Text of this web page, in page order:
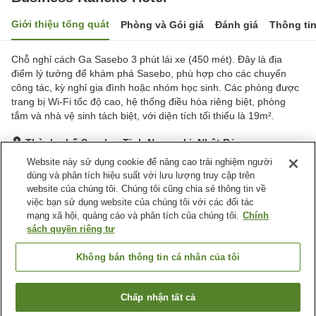
Giới thiệu tổng quát Phòng và Gói giá Đánh giá Thông
Chỗ nghỉ cách Ga Sasebo 3 phút lái xe (450 mét). Đây là địa
điểm lý tưởng để khám phá Sasebo, phù hợp cho các chuyến
công tác, kỳ nghỉ gia đình hoặc nhóm học sinh. Các phòng được
trang bị Wi-Fi tốc độ cao, hệ thống điều hòa riêng biệt, phòng
tắm và nhà vệ sinh tách biệt, với diện tích tối thiểu là 19m².
Thành phố Sasebo, Tỉnh Nagasaki, Nhật Bản
Hiển thị trên bản đồ
Rất tốt Đánh giá:83lượt
Tiện nghi chỗ nghỉ
Bãi đỗ xe
Spa / Salon
Máy bán hàng tự động
Sảnh tiệc
Tỉnh Nagasaki
Tìm phòng trống
Website này sử dụng cookie để nâng cao trải nghiệm người
dùng và phân tích hiệu suất với lưu lượng truy cập trên
website của chúng tôi. Chúng tôi cũng chia sẻ thông tin về
việc bạn sử dụng website của chúng tôi với các đối tác
mạng xã hội, quảng cáo và phân tích của chúng tôi. Chính
sách quyền riêng tư
Không bán thông tin cá nhân của tôi
Chấp nhận tất cả